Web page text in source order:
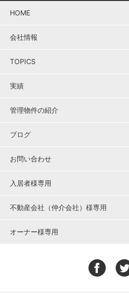
HOME
会社情報
TOPICS
実績
管理物件の紹介
ブログ
お問い合わせ
入居者様専用
不動産会社（仲介会社）様専用
オーナー様専用